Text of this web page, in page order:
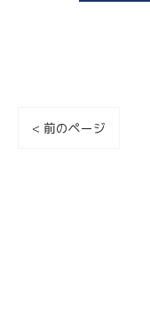
< 前のページ